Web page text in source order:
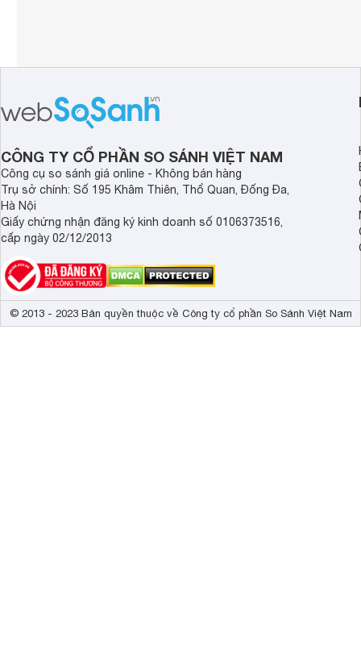
CÔNG TY CỔ PHẦN SO SÁNH VIỆT NAM
Công cụ so sánh giá online - Không bán hàng
Trụ sở chính: Số 195 Khâm Thiên, Thổ Quan, Đống Đa,
Hà Nội
Giấy chứng nhận đăng ký kinh doanh số 0106373516,
cấp ngày 02/12/2013
© 2013 - 2023 Bản quyền thuộc về Công ty cổ phần So Sánh Việt Nam